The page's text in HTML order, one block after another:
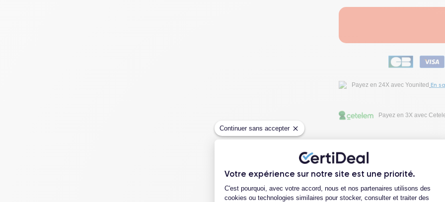
Continuer sans accepter
Votre expérience sur notre site est une priorité.
Plateforme de Gestion du
C'est pourquoi, avec votre accord, nous et nos partenaires utilisons des
cookies ou technologies similaires pour stocker, consulter et traiter des
Payez en 24X avec Younited En
Payez en 3X avec
Avis clients